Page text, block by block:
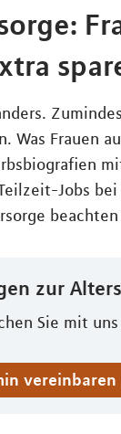
Was Frauen
Jobs
beachten
zur
Sie mit uns
vereinbaren